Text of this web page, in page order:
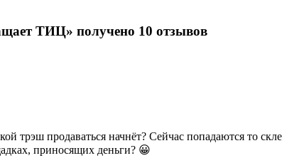
ТИЦ» получено 10 отзывов
трэш продаваться начнёт? Сейчас попадаются то
приносящих деньги? 😀